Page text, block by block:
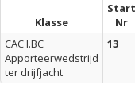
Klasse
Start
Nr
CAC I.BC
Apporteerwedstrijd
ter drijfjacht
13